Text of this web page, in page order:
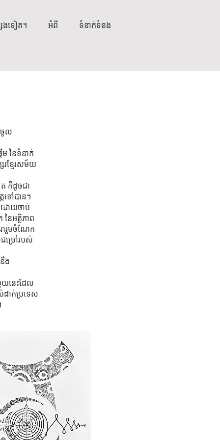
េងទៀត។ អំពី ទំនាក់ទំនង
ចូល
ម នៃទំនាក់
រខ្មែរសម័យ
ក៏ដូចជា
ទៅបាន។
ោយចាប់
ៃអត្ថិភាព
ណរួមចំណែក
ម្រៅរបស់
ង
នេះដែល
ដាក់ប្រទេស